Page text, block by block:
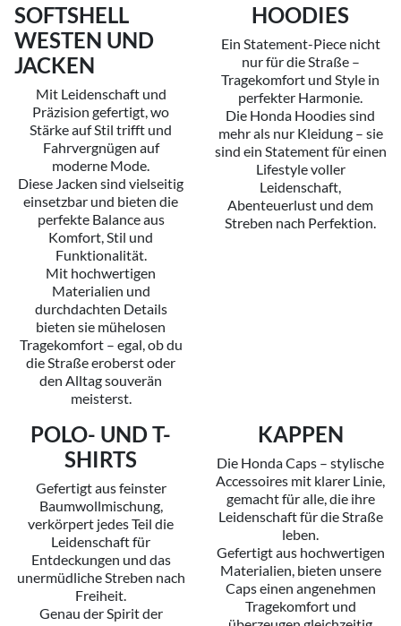
SOFTSHELL
WESTEN UND
JACKEN
Mit Leidenschaft und
Präzision gefertigt, wo
Stärke auf Stil trifft und
Fahrvergnügen auf
moderne Mode.
Diese Jacken sind vielseitig
einsetzbar und bieten die
perfekte Balance aus
Komfort, Stil und
Funktionalität.
Mit hochwertigen
Materialien und
durchdachten Details
bieten sie mühelosen
Tragekomfort – egal, ob du
die Straße eroberst oder
den Alltag souverän
meisterst.
HOODIES
Ein Statement-Piece nicht
nur für die Straße –
Tragekomfort und Style in
perfekter Harmonie.
Die Honda Hoodies sind
mehr als nur Kleidung – sie
sind ein Statement für einen
Lifestyle voller
Leidenschaft,
Abenteuerlust und dem
Streben nach Perfektion.
POLO- UND T-
SHIRTS
Gefertigt aus feinster
Baumwollmischung,
verkörpert jedes Teil die
Leidenschaft für
Entdeckungen und das
unermüdliche Streben nach
Freiheit.
Genau der Spirit der
KAPPEN
Die Honda Caps – stylische
Accessoires mit klarer Linie,
gemacht für alle, die ihre
Leidenschaft für die Straße
leben.
Gefertigt aus hochwertigen
Materialien, bieten unsere
Caps einen angenehmen
Tragekomfort und